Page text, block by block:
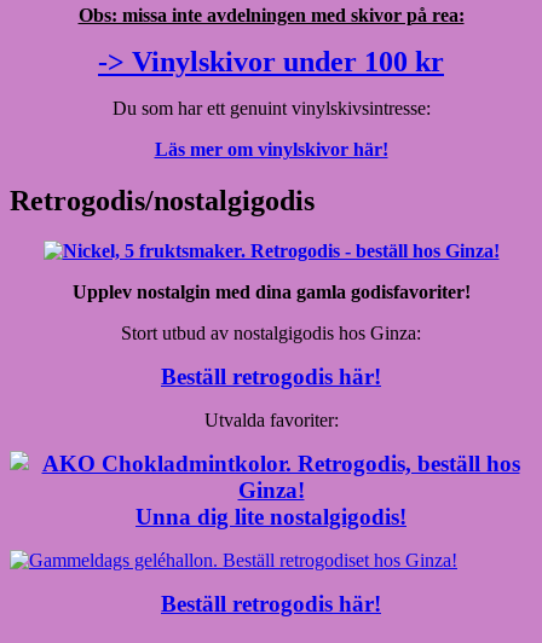
Obs: missa inte avdelningen med skivor på rea:
-> Vinylskivor under 100 kr
Du som har ett genuint vinylskivsintresse:
Läs mer om vinylskivor här!
Retrogodis/nostalgigodis
Upplev nostalgin med dina gamla godisfavoriter!
Stort utbud av nostalgigodis hos Ginza:
Beställ retrogodis här!
Utvalda favoriter:
Unna dig lite nostalgigodis!
Beställ retrogodis här!